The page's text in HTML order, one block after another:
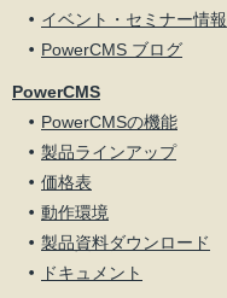
イベント・セミナー情報
PowerCMS ブログ
PowerCMS
PowerCMSの機能
製品ラインアップ
価格表
動作環境
製品資料ダウンロード
ドキュメント